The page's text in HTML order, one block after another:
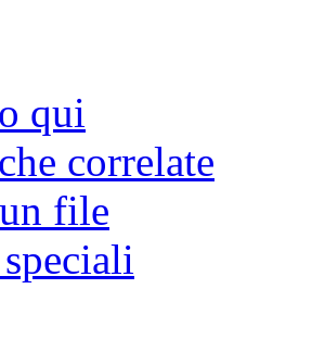
qui
correlate
file